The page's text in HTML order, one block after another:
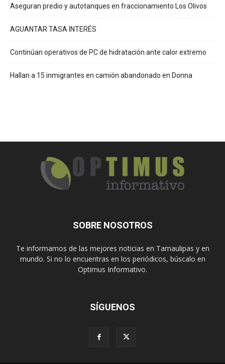
Aseguran predio y autotanques en fraccionamiento Los Olivos
AGUANTAR TASA INTERÉS
Continúan operativos de PC de hidratación ante calor extremo
Hallan a 15 inmigrantes en camión abandonado en Donna
SOBRE NOSOTROS
Te informamos de las mejores noticias en Tamaulipas y en
mundo. Si no lo encuentras en los periódicos, búscalo en
Optimus Informativo.
SÍGUENOS